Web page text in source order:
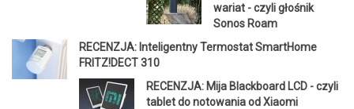
wariat - czyli głośnik
Sonos Roam
RECENZJA: Inteligentny Termostat SmartHome
FRITZ!DECT 310
RECENZJA: Mija Blackboard LCD - czyli
tablet do notowania od Xiaomi